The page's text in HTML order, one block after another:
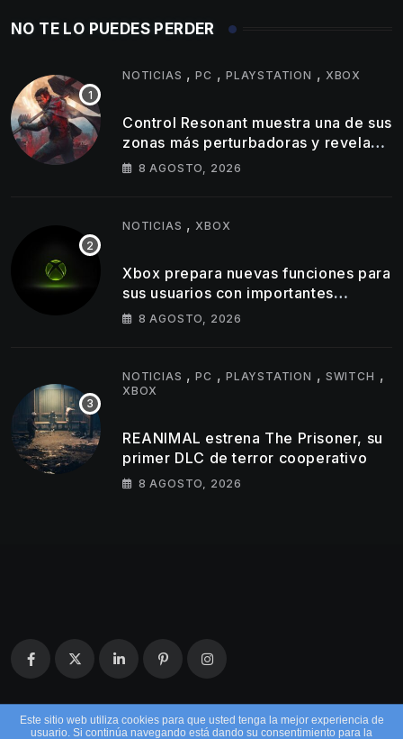
NO TE LO PUEDES PERDER
NOTICIAS ,PC ,PLAYSTATION , XBOX
Control Resonant muestra una de sus
zonas más perturbadoras y revela
nuevos detalles de su gameplay
8 AGOSTO, 2026
NOTICIAS , XBOX
Xbox prepara nuevas funciones para
sus usuarios con importantes
cambios en capturas y logros
8 AGOSTO, 2026
NOTICIAS ,PC ,PLAYSTATION , SWITCH ,
XBOX
REANIMAL estrena The Prisoner, su
primer DLC de terror cooperativo
8 AGOSTO, 2026
Este sitio web utiliza cookies para que usted tenga la mejor experiencia de
usuario. Si continúa navegando está dando su consentimiento para la